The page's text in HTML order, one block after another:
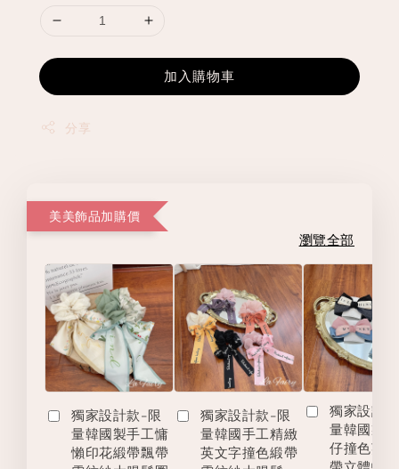
加入購物車
分享
美美飾品加購價
瀏覽全部
獨家設計款-限
量韓國製手工慵
懶印花緞帶飄帶
獨家設計款-限
量韓國手工精緻
英文字撞色緞帶
獨家設計
量韓國製
仔撞色英